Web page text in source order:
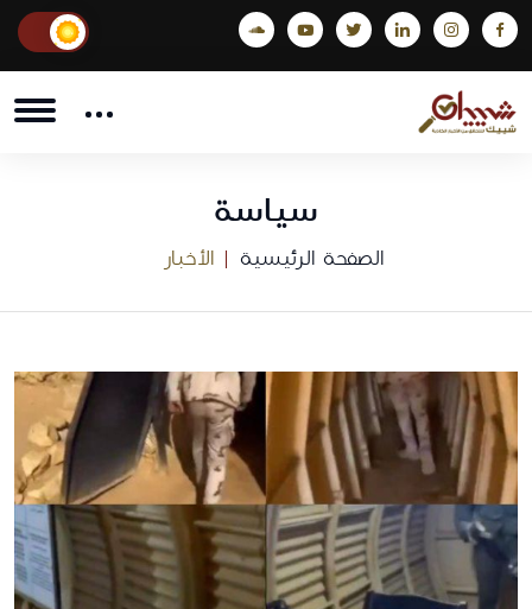
سياسة
الصفحة الرئيسية الأخبار